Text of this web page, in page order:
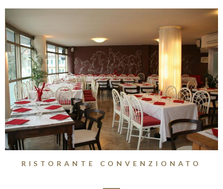
RISTORANTE CONVENZIONATO